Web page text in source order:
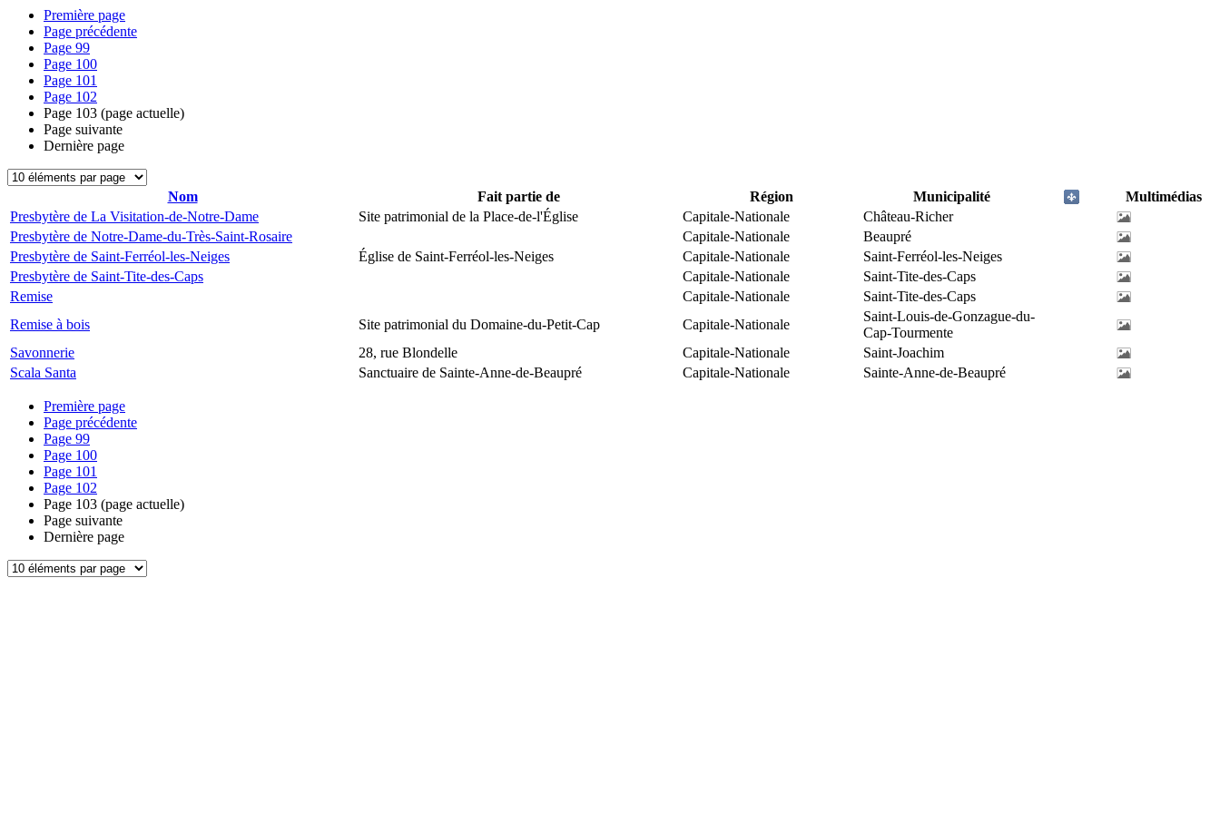
Première page
Page précédente
Page 99
Page 100
Page 101
Page 102
Page 103 (page actuelle)
Page suivante
Dernière page
Nom Fait partie de Région Municipalité
Multimédias
Presbytère de La Visitation-de-Notre-Dame
Site patrimonial de la Place-de-l'Église Capitale-Nationale
Château-Richer
Presbytère de Notre-Dame-du-Très-Saint-Rosaire
Capitale-Nationale
Beaupré
Presbytère de Saint-Ferréol-les-Neiges
Église de Saint-Ferréol-les-Neiges Capitale-Nationale
Saint-Ferréol-les-Neiges
Presbytère de Saint-Tite-des-Caps
Capitale-Nationale
Saint-Tite-des-Caps
Remise
Capitale-Nationale
Saint-Tite-des-Caps
Remise à bois
Site patrimonial du Domaine-du-Petit-Cap Capitale-Nationale
Saint-Louis-de-Gonzague-du-
Cap-Tourmente
Savonnerie
28, rue Blondelle Capitale-Nationale
Saint-Joachim
Scala Santa
Sanctuaire de Sainte-Anne-de-Beaupré Capitale-Nationale Sainte-Anne-de-Beaupré
Première page
Page précédente
Page 99
Page 100
Page 101
Page 102
Page 103 (page actuelle)
Page suivante
Dernière page